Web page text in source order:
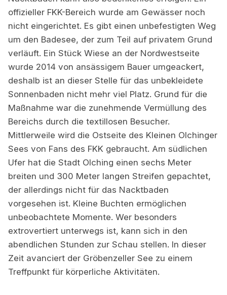
offizieller FKK-Bereich wurde am Gewässer noch
nicht eingerichtet. Es gibt einen unbefestigten Weg
um den Badesee, der zum Teil auf privatem Grund
verläuft. Ein Stück Wiese an der Nordwestseite
wurde 2014 von ansässigem Bauer umgeackert,
deshalb ist an dieser Stelle für das unbekleidete
Sonnenbaden nicht mehr viel Platz. Grund für die
Maßnahme war die zunehmende Vermüllung des
Bereichs durch die textillosen Besucher.
Mittlerweile wird die Ostseite des Kleinen Olchinger
Sees von Fans des FKK gebraucht. Am südlichen
Ufer hat die Stadt Olching einen sechs Meter
breiten und 300 Meter langen Streifen gepachtet,
der allerdings nicht für das Nacktbaden
vorgesehen ist. Kleine Buchten ermöglichen
unbeobachtete Momente. Wer besonders
extrovertiert unterwegs ist, kann sich in den
abendlichen Stunden zur Schau stellen. In dieser
Zeit avanciert der Gröbenzeller See zu einem
Treffpunkt für körperliche Aktivitäten.